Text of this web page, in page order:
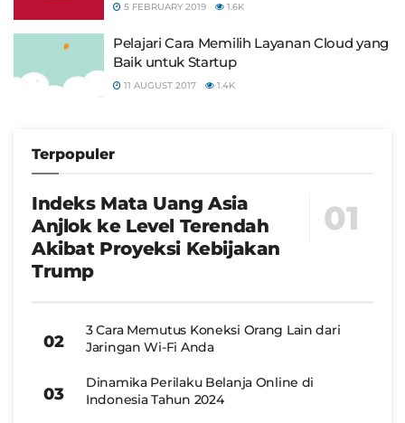
5 FEBRUARY 2019 1.6K
Pelajari Cara Memilih Layanan Cloud yang
Baik untuk Startup
11 AUGUST 2017 1.4K
Terpopuler
Indeks Mata Uang Asia
Anjlok ke Level Terendah
Akibat Proyeksi Kebijakan
Trump
3 Cara Memutus Koneksi Orang Lain dari
Jaringan Wi-Fi Anda
Dinamika Perilaku Belanja Online di
Indonesia Tahun 2024